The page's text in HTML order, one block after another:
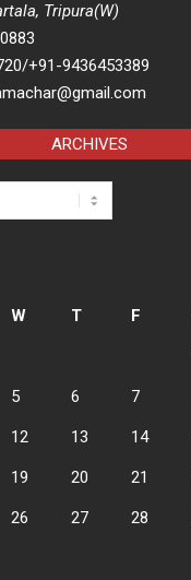
Tripura(W)
+91-9436453389
ARCHIVES
W T F
5 6 7
12 13 14
19 20 21
26 27 28